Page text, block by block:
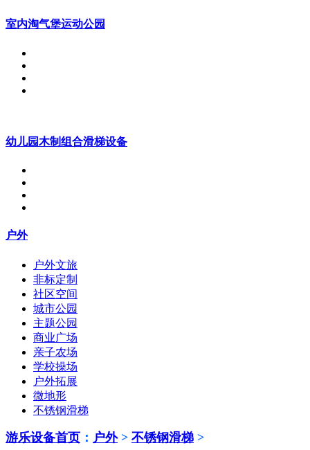
室内淘气堡运动公园
幼儿园木制组合滑梯设备
户外
户外文旅
非标定制
社区空间
城市公园
主题公园
商业广场
亲子农场
学校操场
户外拓展
微地形
不锈钢滑梯
游乐设备首页 ： 户外> 不锈钢滑梯 >